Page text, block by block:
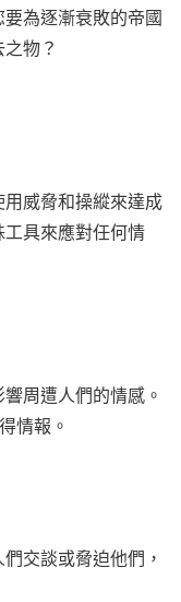
為逐漸衰敗的帝國
物？
威脅和操縱來達成
具來應對任何情
周遭人們的情感。
情報。
交談或脅迫他們，